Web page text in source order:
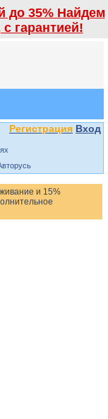
до 35% Найдем
гарантией!
Регистрация Вход
и 15%